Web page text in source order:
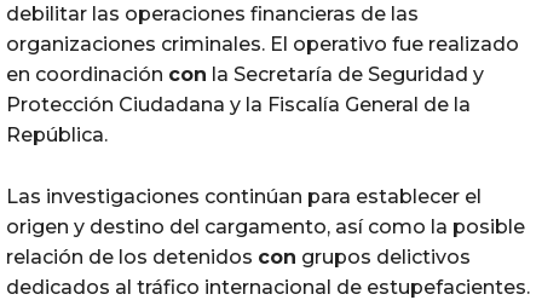
debilitar las operaciones financieras de las
organizaciones criminales. El operativo fue realizado
en coordinación con la Secretaría de Seguridad y
Protección Ciudadana y la Fiscalía General de la
República.
Las investigaciones continúan para establecer el
origen y destino del cargamento, así como la posible
relación de los detenidos con grupos delictivos
dedicados al tráfico internacional de estupefacientes.